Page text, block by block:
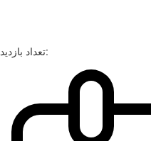
تعداد بازدید: